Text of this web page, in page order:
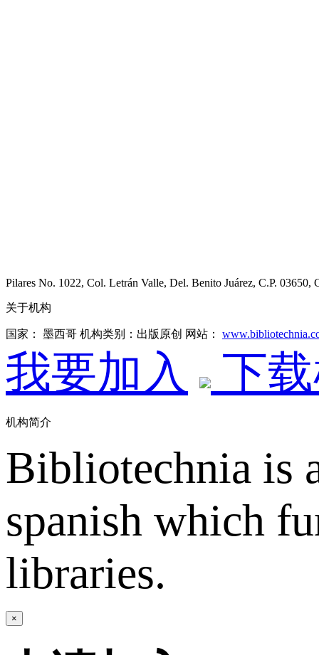
Pilares No. 1022, Col. Letrán Valle, Del. Benito Juárez, C.P. 03650,
关于机构
国家： 墨西哥 机构类别：出版原创 网站：
我要加入 下
机构简介
Bibliotechnia is
spanish which
libraries.
×